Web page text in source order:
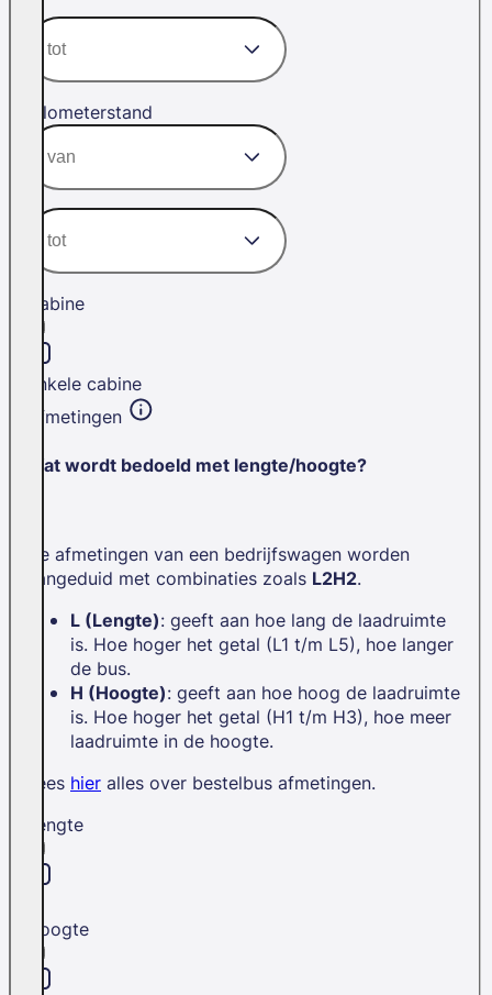
Kilometerstand
Cabine
Enkele cabine
Afmetingen
Wat wordt bedoeld met lengte/hoogte?
De afmetingen van een bedrijfswagen worden
aangeduid met combinaties zoals L2H2.
L (Lengte): geeft aan hoe lang de laadruimte
is. Hoe hoger het getal (L1 t/m L5), hoe langer
de bus.
H (Hoogte): geeft aan hoe hoog de laadruimte
is. Hoe hoger het getal (H1 t/m H3), hoe meer
laadruimte in de hoogte.
Lees hier alles over bestelbus afmetingen.
Lengte
Hoogte